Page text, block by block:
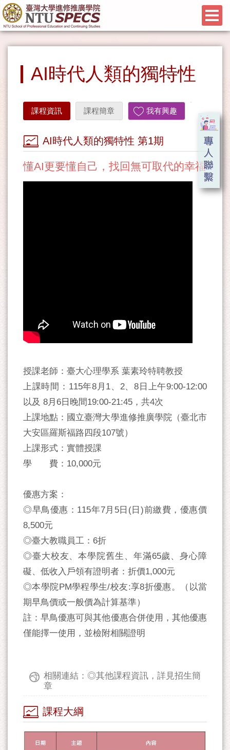
AI時代人類的獨特性
課程資訊 課程簡章 我有興趣
AI時代人類的獨特性 第1期
懂AI更要懂自己，找回無可取代的幸福
授課老師：臺大心理學系 葉素玲特聘教授
上課時間：115年8月1、2、8日上午9:00-12:00
以及 8月6日晚間19:00-21:45，共4次
上課地點：國立臺灣大學進修推廣學院（臺北市
大安區羅斯福路四段107號）
上課形式：實體授課
學 費：10,000元
優惠方案：
◎早鳥優惠：115年7月5日(日)前繳費，優惠價
8,500元
◎臺大教職員工：6折
◎臺大校友、本學院舊生、年滿65歲、身心障
礙、低收入戶領有證明者：折價1,000元
◎本學院PM學程學生/校友:享8折優惠。（以當
期早鳥價或一般價為計算基準）
註：早鳥優惠可與其他優惠合併使用，其他優惠
僅能擇一使用，並檢附相關證明
相關連結：◎其他課程資訊，詳見招生簡
章
課程大綱